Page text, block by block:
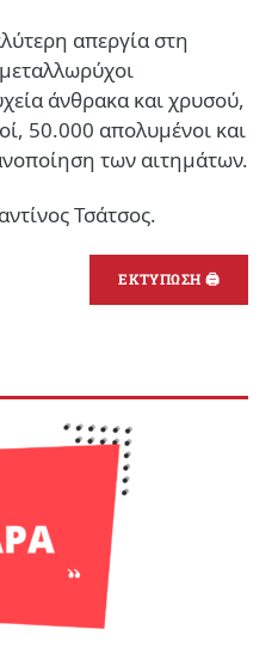
απεργία στη
άνθρακα και χρυσού,
50.000 απολυμένοι και
των αιτημάτων.
Τσάτσος.
ΕΚΤΥΠΩΣΗ 🖨